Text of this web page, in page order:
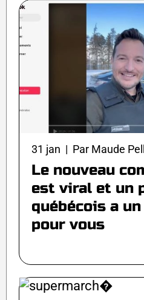
31 jan | Par Maude
Le nouveau
est viral et un
québécois a
pour vous